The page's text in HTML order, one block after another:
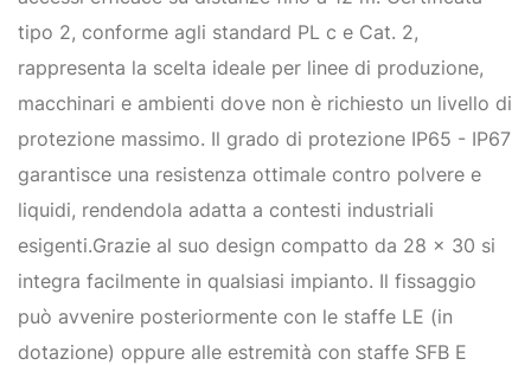
tipo 2, conforme agli standard PL c e Cat. 2,
rappresenta la scelta ideale per linee di produzione,
macchinari e ambienti dove non è richiesto un livello di
protezione massimo. Il grado di protezione IP65 - IP67
garantisce una resistenza ottimale contro polvere e
liquidi, rendendola adatta a contesti industriali
esigenti.Grazie al suo design compatto da 28 x 30 si
integra facilmente in qualsiasi impianto. Il fissaggio
può avvenire posteriormente con le staffe LE (in
dotazione) oppure alle estremità con staffe SFB E